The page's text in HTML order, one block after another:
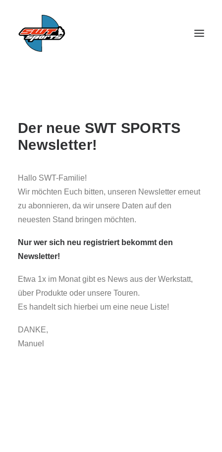
SEARCH
Der neue SWT SPORTS
Newsletter!
Hallo SWT-Familie!
Wir möchten Euch bitten, unseren Newsletter erneut
zu abonnieren, da wir unsere Daten auf den
neuesten Stand bringen möchten.
Nur wer sich neu registriert bekommt den
Newsletter!
Etwa 1x im Monat gibt es News aus der Werkstatt,
über Produkte oder unsere Touren.
Es handelt sich hierbei um eine neue Liste!
DANKE,
Manuel